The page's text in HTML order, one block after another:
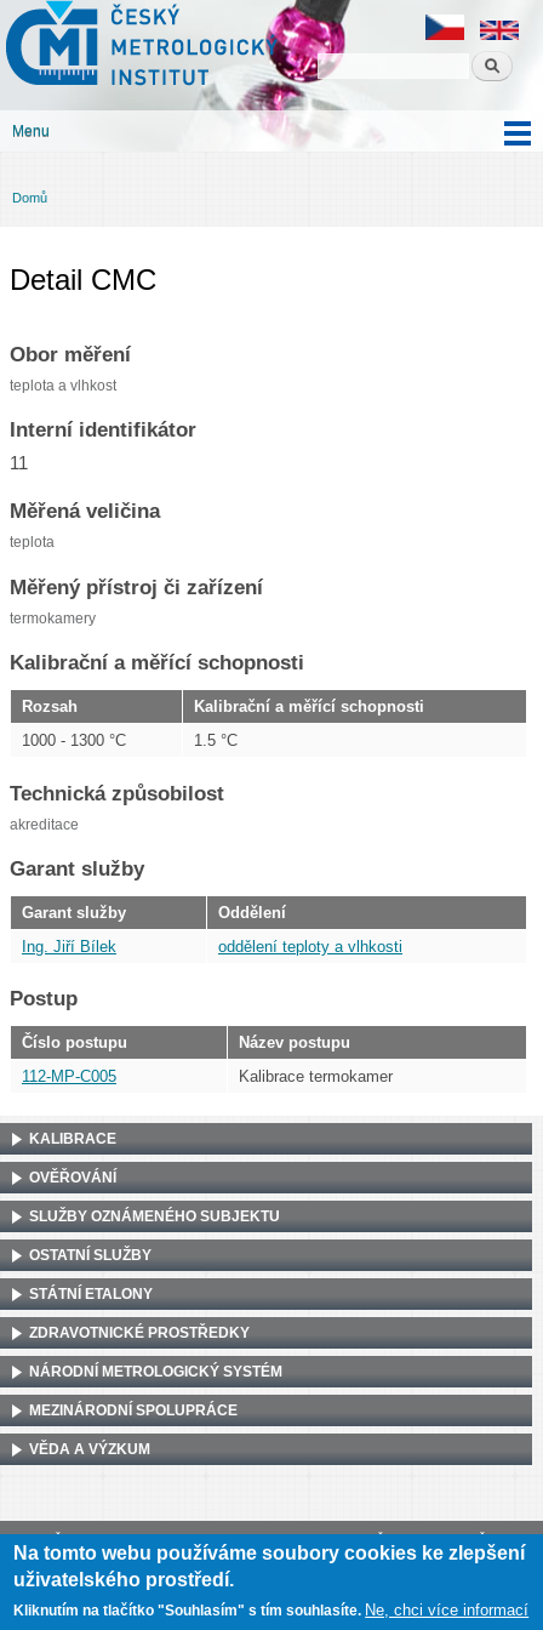
obsahu
Český
metrologický
institut
Menu
Jste zde
Domů
Detail CMC
Obor měření
teplota a vlhkost
Interní identifikátor
11
Měřená veličina
teplota
Měřený přístroj či zařízení
termokamery
Kalibrační a měřící schopnosti
Rozsah
Kalibrační a měřící schopnosti
1000 - 1300 °C
1.5 °C
Technická způsobilost
akreditace
Garant služby
Garant služby
Oddělení
Ing. Jiří Bílek
oddělení teploty a vlhkosti
Postup
Číslo postupu
Název postupu
112-MP-C005
Kalibrace termokamer
KALIBRACE
OVĚŘOVÁNÍ
SLUŽBY OZNÁMENÉHO SUBJEKTU
OSTATNÍ SLUŽBY
STÁTNÍ ETALONY
ZDRAVOTNICKÉ PROSTŘEDKY
NÁRODNÍ METROLOGICKÝ SYSTÉM
MEZINÁRODNÍ SPOLUPRÁCE
VĚDA A VÝZKUM
CZ00177016
Mapa webu Prohlášení o přístupnosti
Na tomto webu používáme soubory cookies ke zlepšení
uživatelského prostředí.
Kliknutím na tlačítko "Souhlasím" s tím souhlasíte. Ne, chci více informací